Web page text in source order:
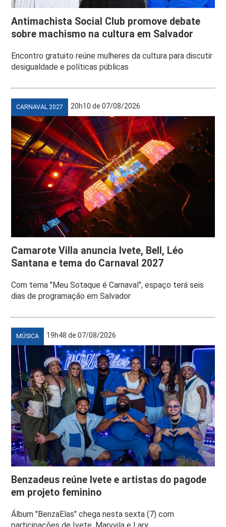
Antimachista Social Club promove debate
sobre machismo na cultura em Salvador
Encontro gratuito reúne mulheres da cultura para discutir
desigualdade e políticas públicas
CARNAVAL 2027 20h10 de 07/08/2026
Camarote Villa anuncia Ivete, Bell, Léo
Santana e tema do Carnaval 2027
Com tema "Meu Sotaque é Carnaval", espaço terá seis
dias de programação em Salvador
MÚSICA 19h48 de 07/08/2026
Benzadeus reúne Ivete e artistas do pagode
em projeto feminino
Álbum "BenzaElas" chega nesta sexta (7) com